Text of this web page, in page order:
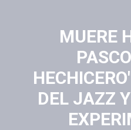
MUERE
DEL JAZZ